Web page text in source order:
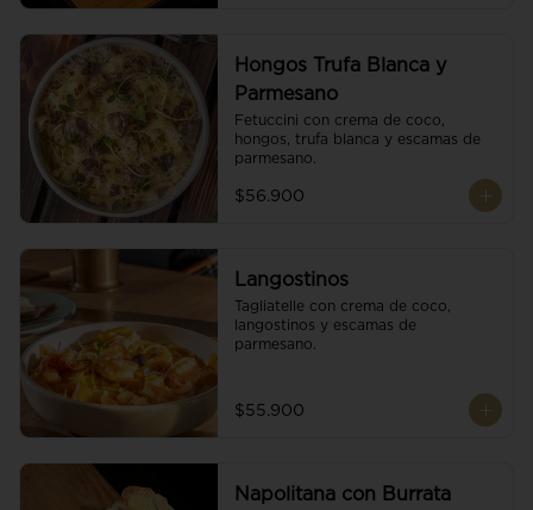
Hongos Trufa Blanca y
Parmesano
Fetuccini con crema de coco,
hongos, trufa blanca y escamas de
parmesano.
$56.900
Langostinos
Tagliatelle con crema de coco,
langostinos y escamas de
parmesano.
$55.900
Napolitana con Burrata